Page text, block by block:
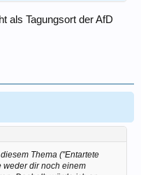
als Tagungsort der AfD
Thema ("Entartete
weder dir noch einem